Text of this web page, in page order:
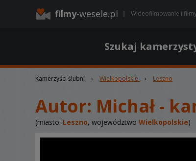
filmy-wesele.pl Wideofilmowanie i
Szukaj
Kamerzyści ślubni › Wielkopolskie › Leszno
Autor: Michał -
(miasto: Leszno, województwo Wielkopolskie)